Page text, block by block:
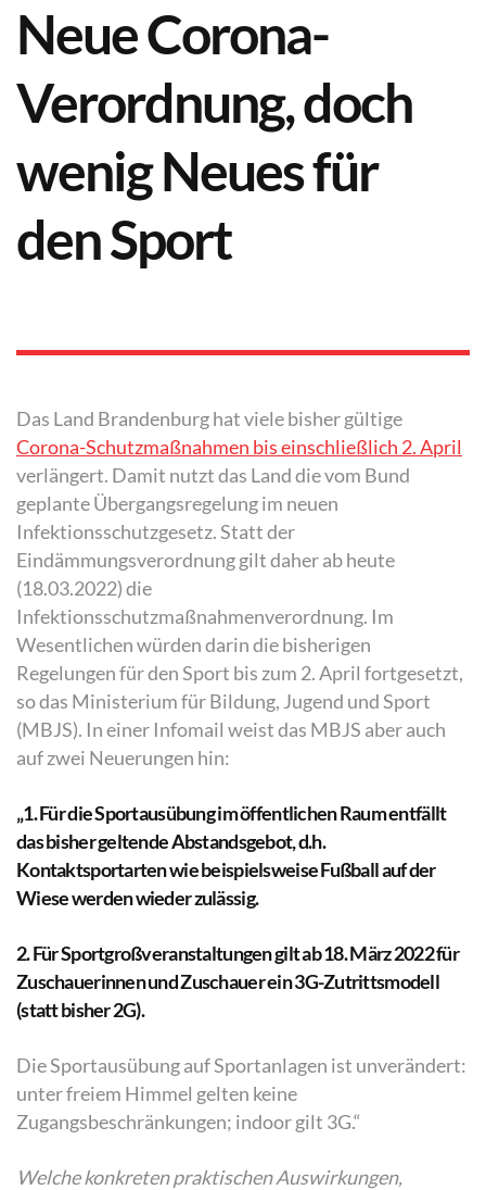
Neue Corona-
Verordnung, doch
wenig Neues für
den Sport
Das Land Brandenburg hat viele bisher gültige
Corona-Schutzmaßnahmen bis einschließlich 2. April
verlängert. Damit nutzt das Land die vom Bund
geplante Übergangsregelung im neuen
Infektionsschutzgesetz. Statt der
Eindämmungsverordnung gilt daher ab heute
(18.03.2022) die
Infektionsschutzmaßnahmenverordnung. Im
Wesentlichen würden darin die bisherigen
Regelungen für den Sport bis zum 2. April fortgesetzt,
so das Ministerium für Bildung, Jugend und Sport
(MBJS). In einer Infomail weist das MBJS aber auch
auf zwei Neuerungen hin:
„1. Für die Sportausübung im öffentlichen Raum entfällt
das bisher geltende Abstandsgebot, d.h.
Kontaktsportarten wie beispielsweise Fußball auf der
Wiese werden wieder zulässig.
2. Für Sportgroßveranstaltungen gilt ab 18. März 2022 für
Zuschauerinnen und Zuschauer ein 3G-Zutrittsmodell
(statt bisher 2G).
Die Sportausübung auf Sportanlagen ist unverändert:
unter freiem Himmel gelten keine
Zugangsbeschränkungen; indoor gilt 3G.“
Welche konkreten praktischen Auswirkungen,